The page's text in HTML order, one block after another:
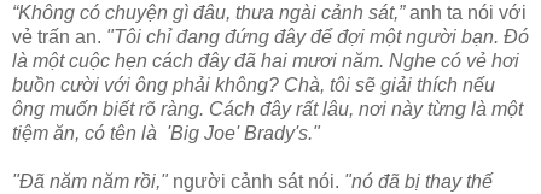
“Không có chuyện gì đâu, thưa ngài cảnh sát,”anh ta nói với
vẻ trấn an. "Tôi chỉ đang đứng đây để đợi một người bạn. Đó
là một cuộc hẹn cách đây đã hai mươi năm. Nghe có vẻ hơi
buồn cười với ông phải không? Chà, tôi sẽ giải thích nếu
ông muốn biết rõ ràng. Cách đây rất lâu, nơi này từng là một
tiệm ăn, có tên là 'Big Joe' Brady's."
"Đã năm năm rồi," người cảnh sát nói. "nó đã bị thay thế